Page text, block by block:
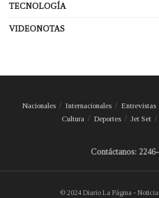
TECNOLOGÍA
VIDEONOTAS
Nacionales Internacionales Entrevistas
Cultura
Deportes Jet Set
Contáctanos:
© 2024 Diario La Página -